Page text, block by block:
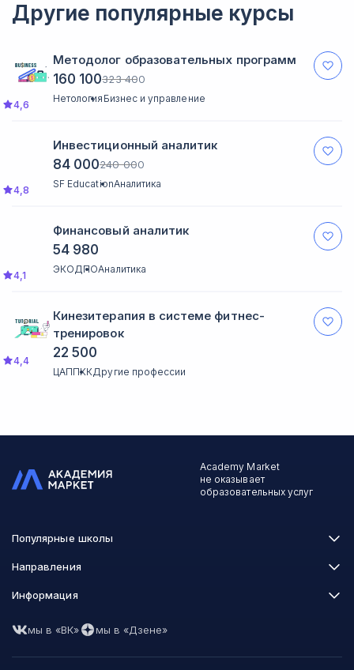
Другие популярные курсы
Методолог образовательных программ
Нетология Бизнес и управление
4,6
160 100323 400
Инвестиционный аналитик
SF EducationАналитика
4,8
84 000240 000
Финансовый аналитик
ЭКОДПОАналитика
4,1
54 980
Кинезитерапия в системе фитнес-
тренировок
ЦАППККДругие профессии
4,4
22 500
Academy Market
не оказывает
образовательных услуг
Популярные школы
Skillbox
XYZ School
Skillfactory
Talentsy
Направления
Программирование
Маркетинг
Аналитика
Информация
Часто задаваемые вопросы
Пользовательское соглашение
Политика обработки данных
мы в «ВК» мы в «Дзене»